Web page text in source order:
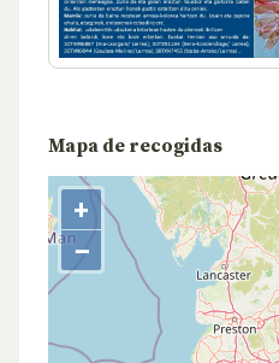
Mapa de recogidas
+
−